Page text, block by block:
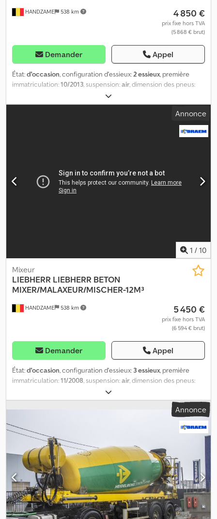
HANDZAME 538 km 4 850 €
prix fixe hors TVA
(5 868 € brut)
Demander Appel
État:d'occasion, configuration d'essieux:2 essieux, première
immatriculation:10/2013, suspension:air, dimension des pneus:
1 320 mm
2013, Matériau utilisable : béton Codpfsuc D Umox Akcorf
Dimension des pneus : 425/65R22,5 Suspension : suspension
pneumatique Transmission : roue Marque de la superstructure :
Annonce
1 / 10
HANDZAME 538 km
Mixeur
LIEBHERR LIEBHERR BETON
MIXER/MALAXEUR/MISCHER-12M³
5 450 €
prix fixe hors TVA
(6 594 € brut)
Demander Appel
État:d'occasion, configuration d'essieux: 3 essieux, première
immatriculation:11/2008, suspension:air, dimension des pneus:
1 300 mm
2008, Matériau utilisable : béton Dimension des pneus :
385/65r22.5 Suspension : suspension pneumatique Crodjuc
Ekiopfx Akcef Transmission : roues Poids à vide : 9 440 kg Charge
utile : 28 060 kg PTAC : 37 500 kg Marque de la carrosserie :
LIEBHERR
Annonce